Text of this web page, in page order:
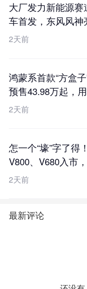
大厂发力新能源赛
车首发，东风风神
做“速成车”！
2天前
鸿蒙系首款“方盒
预售43.98万起，
价格硬刚卫士？
2天前
怎一个“壕”字了得
V800、V680入市
百万豪华局？
2天前
最新评论